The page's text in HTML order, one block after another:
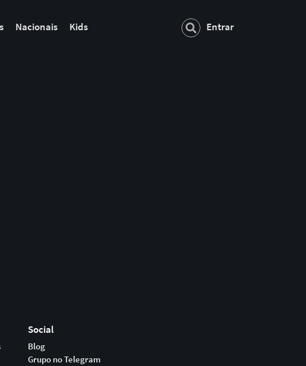
Nacionais Kids Entrar
Social
Blog
Grupo no Telegram